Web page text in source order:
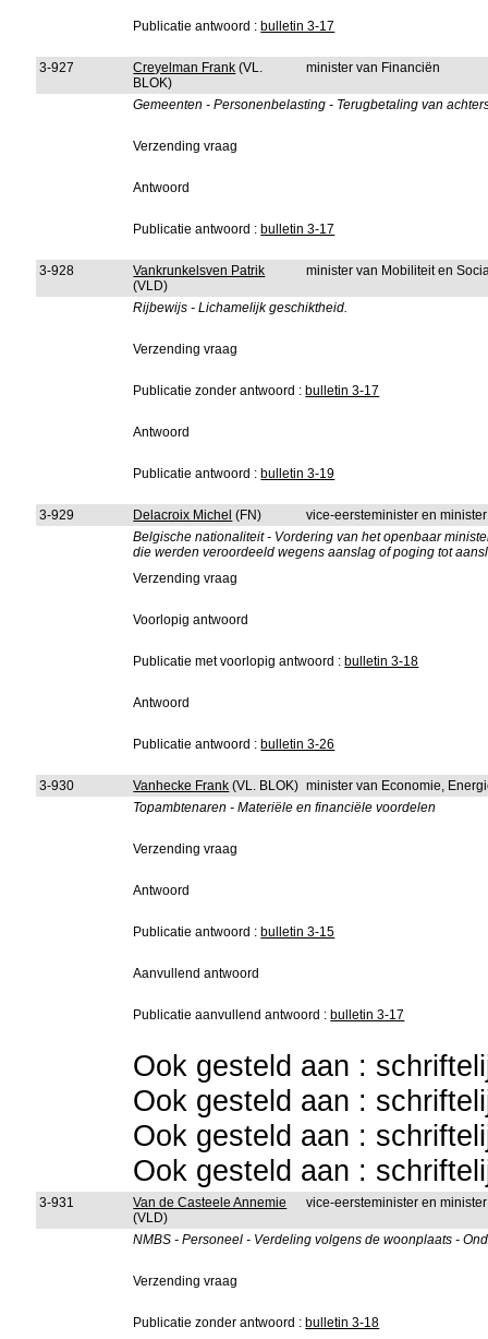
Publicatie antwoord : bulletin 3-17
3-927 Creyelman Frank (VL.
BLOK)
minister van Financiën
Gemeenten - Personenbelasting - Terugbetaling van
Verzending vraag
Antwoord
Publicatie antwoord : bulletin 3-17
3-928
Vankrunkelsven Patrik
(VLD)
minister van Mobiliteit en
Rijbewijs - Lichamelijk geschiktheid.
Verzending vraag
Publicatie zonder antwoord : bulletin 3-17
Antwoord
Publicatie antwoord : bulletin 3-19
3-929 Delacroix Michel (FN)
vice-eersteminister en
Belgische nationaliteit - Vordering van het openbaar
die werden veroordeeld wegens aanslag of poging tot
Verzending vraag
Voorlopig antwoord
Publicatie met voorlopig antwoord : bulletin 3-18
Antwoord
Publicatie antwoord : bulletin 3-26
3-930 Vanhecke Frank (VL. BLOK) minister van Economie,
Topambtenaren - Materiële en financiële voordelen
Verzending vraag
Antwoord
Publicatie antwoord : bulletin 3-15
Aanvullend antwoord
Publicatie aanvullend antwoord : bulletin 3-17
Ook gesteld aan :
Ook gesteld aan :
Ook gesteld aan :
Ook gesteld aan :
3-931
Van de Casteele Annemie
(VLD)
vice-eersteminister en
NMBS - Personeel - Verdeling volgens de woonplaats -
Verzending vraag
Publicatie zonder antwoord : bulletin 3-18